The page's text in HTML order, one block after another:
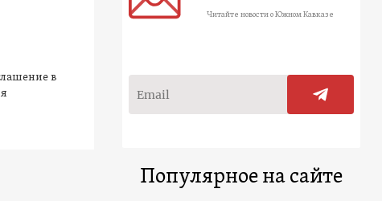
в
Читайте новости о Южном Кавказе
Популярное на сайте